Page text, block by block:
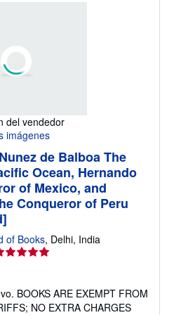
del vendedor
imágenes
de Balboa The
Ocean, Hernando
of Mexico, and
Conqueror of Peru
of Books, Delhi, India
BOOKS ARE EXEMPT FROM
NO EXTRA CHARGES